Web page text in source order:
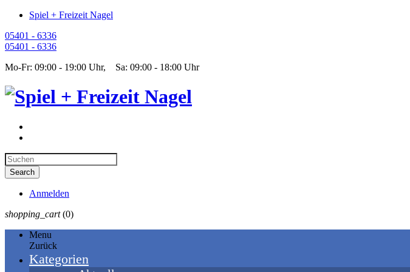
Spiel + Freizeit Nagel
05401 - 6336
05401 - 6336
Mo-Fr: 09:00 - 19:00 Uhr, Sa: 09:00 - 18:00 Uhr
Anmelden
shopping_cart (0)
Menu
Zurück
Kategorien